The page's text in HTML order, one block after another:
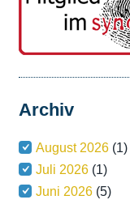
Archiv
August 2026 (1)
Juli 2026 (1)
Juni 2026 (5)